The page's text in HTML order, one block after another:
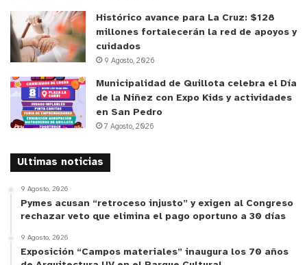
Histórico avance para La Cruz: $128
millones fortalecerán la red de apoyos y
cuidados
9 Agosto, 2026
Municipalidad de Quillota celebra el Día
de la Niñez con Expo Kids y actividades
en San Pedro
7 Agosto, 2026
Ultimas noticias
9 Agosto, 2026
Pymes acusan “retroceso injusto” y exigen al Congreso
rechazar veto que elimina el pago oportuno a 30 días
9 Agosto, 2026
Exposición “Campos materiales” inaugura los 70 años